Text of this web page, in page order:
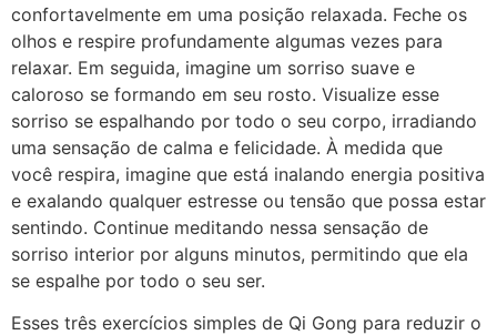
confortavelmente em uma posição relaxada. Feche os
olhos e respire profundamente algumas vezes para
relaxar. Em seguida, imagine um sorriso suave e
caloroso se formando em seu rosto. Visualize esse
sorriso se espalhando por todo o seu corpo, irradiando
uma sensação de calma e felicidade. À medida que
você respira, imagine que está inalando energia positiva
e exalando qualquer estresse ou tensão que possa estar
sentindo. Continue meditando nessa sensação de
sorriso interior por alguns minutos, permitindo que ela
se espalhe por todo o seu ser.
Esses três exercícios simples de Qi Gong para reduzir o